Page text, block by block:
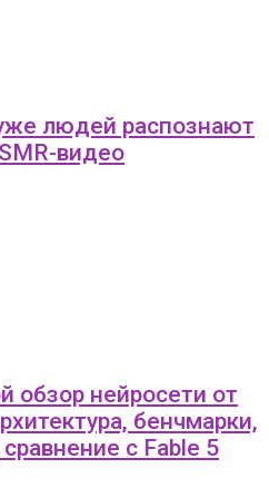
людей распознают
видео
обзор нейросети от
бенчмарки,
с Fable 5